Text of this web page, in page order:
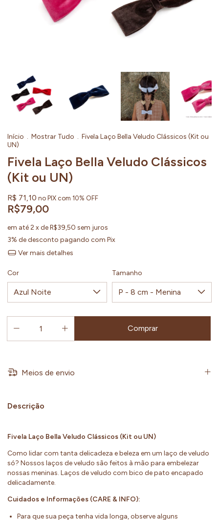
Início . Mostrar Tudo . Fivela Laço Bella Veludo Clássicos (Kit ou
UN)
Fivela Laço Bella Veludo Clássicos
(Kit ou UN)
R$ 71,10 no PIX com 10% OFF
R$79,00
em até2 x deR$39,50 sem juros
3% de desconto pagando com Pix
Ver mais detalhes
Cor Tamanho
Meios de envio
Descrição
Fivela Laço Bella Veludo Clássicos (Kit ou UN)
Como lidar com tanta delicadeza e beleza em um laço de veludo
só? Nossos laços de veludo são feitos à mão para embelezar
nossas meninas. Laços de veludo com bico de pato encapado
delicadamente.
Cuidados e Informações (CARE & INFO):
Para que sua peça tenha vida longa, observe alguns